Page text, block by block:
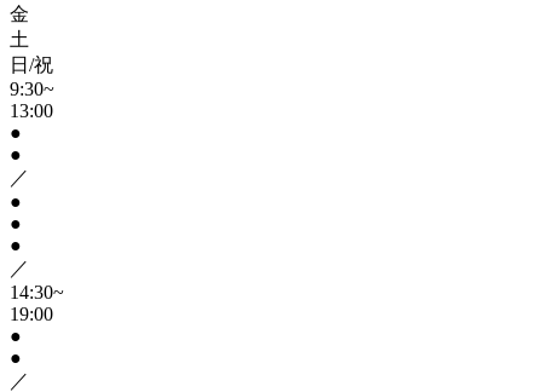
金
土
日/祝
9:30~
13:00
●
●
／
●
●
●
／
14:30~
19:00
●
●
／